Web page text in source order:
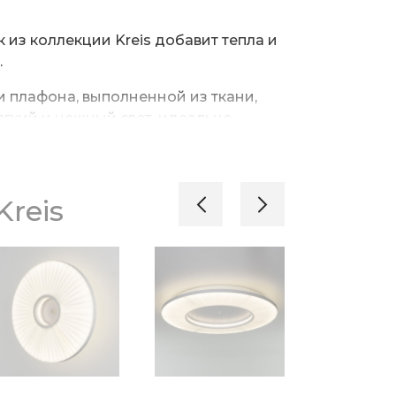
из коллекции Kreis добавит тепла и
плафона, выполненной из ткани,
и нежный свет, идеально
плафона и арматура в
вид, который гармонично